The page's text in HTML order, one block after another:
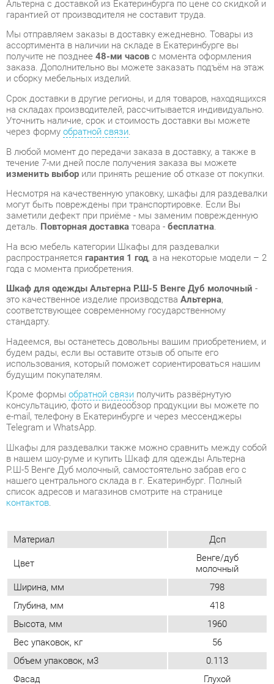
заказа. Дополнительно вы можете заказать подъём на этаж
и сборку мебельных изделий.
Срок доставки в другие регионы, и для товаров, находящихся
на складах производителей, рассчитывается индивидуально.
Уточнить наличие, срок и стоимость доставки вы можете
через формуобратной связи.
течение 7-ми дней после получения заказа вы можете
изменить выборили принять решение об отказе от покупки.
Несмотря на качественную упаковку, шкафы для раздевалки
могут быть повреждены при транспортировке. Если Вы
заметили дефект при приёме - мы заменим поврежденную
деталь.Повторная доставкатовара -бесплатна.
На всю мебель категории Шкафы для раздевалки
распространяетсягарантия 1 год, а на некоторые модели – 2
года с момента приобретения.
Шкаф для одежды Альтерна Р.Ш-5 Венге Дуб молочный-
это качественное изделие производстваАльтерна,
соответствующее современному государственному
стандарту.
Надеемся, вы останетесь довольны вашим приобретением, и
будем рады, если вы оставите отзыв об опыте его
использования, который поможет сориентироваться нашим
будущим покупателям.
Кроме формы
e-mail, телефону в Екатеринбурге и через мессенджеры
Telegram и WhatsApp.
Шкафы для раздевалки также можно сравнить между собой
Р.Ш-5 Венге Дуб молочный, самостоятельно забрав его с
нашего центрального склада в г. Екатеринбург. Полный
список адресов и магазинов смотрите на странице
контактов.
Материал Дсп
Цвет Венге/дуб
молочный
Ширина, мм
Высота, мм
1960
Вес упаковок, кг
56
Объем упаковок, м3
0.113
Фасад
Глухой
Двери
Распашные
Количество полок
1
Форма (шкафы и стеллажи)
Широкий
Комплектация (шкафы и
стеллажи) Полки